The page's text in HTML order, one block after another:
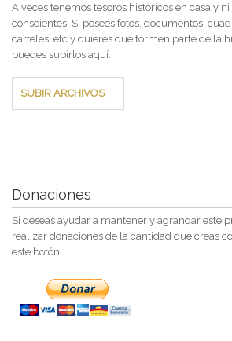
A veces tenemos tesoros históricos en casa y
conscientes. Si posees fotos, documentos,
carteles, etc y quieres que formen parte de la
puedes subirlos aquí:
SUBIR ARCHIVOS
Donaciones
Si deseas ayudar a mantener y agrandar este
realizar donaciones de la cantidad que creas
este botón: